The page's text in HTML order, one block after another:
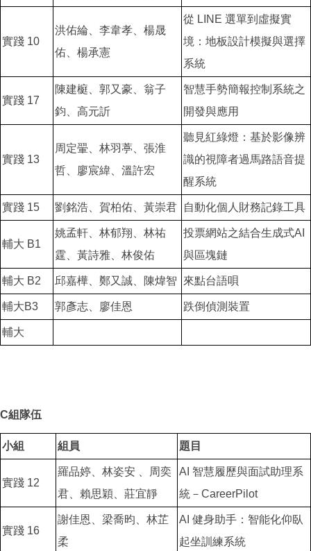
實踐 10
洪佑綸、李韋孝、楊晟
佑、楊承憲
從 LINE 選單到虛擬實
境：地板設計模擬與選擇
系統
實踐 17
陳建榳、郭又豪、翁子
鈞、高元訢
智慧手勢簡報控制系統之
開發與應用
實踐 13
周定翬、林羽葶、張淮
哲、廖宸緯、溫許宏
聽見紅綠燈：基於影像辨
識的視障者過馬路語音提
醒系統
實踐 15 劉銘浩、賀柏佑、黃崇君 自動化個人財務記錄工具
輔大 B1
姚孟軒、林郁翔、林祐
霆、黃詩雅、林俊佑
投票網站之結合生成式AI
與區塊鏈
輔大 B2 邱嘉樺、鄭又誠、陳煒智 來點台語唄
輔大B3 郭彥志、廖佳恩 跌倒偵測裝置
輔大
C組隊伍
小組 組員 題目
實踐 12
羅品婷、林姿安 、周奕
君、賴思穎、莊宜靜
AI 智慧履歷與面試助理系
統－CareerPilot
實踐 16
謝佳恩、梁喬昀、林芷
柔
AI 健身助手：智能化仰臥
起坐訓練系統